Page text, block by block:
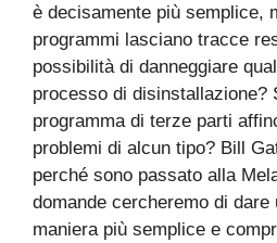
è decisamente più semplice,
programmi lasciano tracce
possibilità di danneggiare
processo di disinstallazione?
programma di terze parti
problemi di alcun tipo? Bill
perché sono passato alla
domande cercheremo di
maniera più semplice e